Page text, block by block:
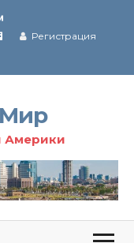
Регистрация
Америки